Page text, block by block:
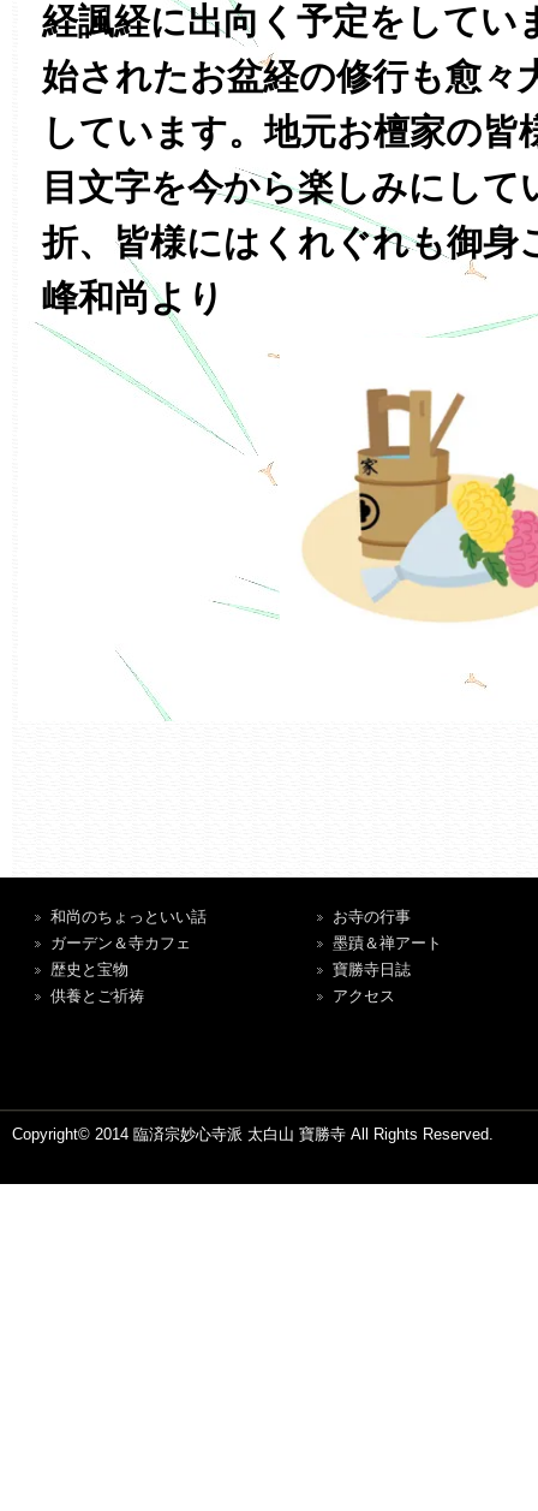
経諷経に出向く予定をしてい
始されたお盆経の修行も愈々
しています。地元お檀家の皆
目文字を今から楽しみにし
折、皆様にはくれぐれも御身
峰和尚より
和尚のちょっといい話
ガーデン＆寺カフェ
歴史と宝物
供養とご祈祷
お寺の行事
墨蹟＆禅アート
寶勝寺日誌
アクセス
Copyright© 2014 臨済宗妙心寺派 太白山 寶勝寺 All Rights Reserved.